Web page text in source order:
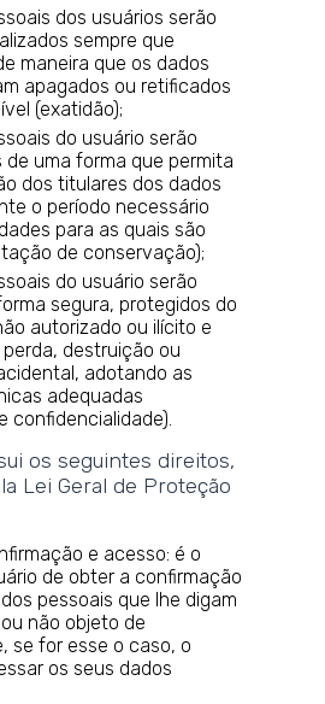
dos usuários serão
sempre que
maneira que os dados
apagados ou retificados
(exatidão);
do usuário serão
de uma forma que permita
dos titulares dos dados
o período necessário
para as quais são
de conservação);
do usuário serão
segura, protegidos do
autorizado ou ilícito e
destruição ou
adotando as
adequadas
confidencialidade).
os seguintes direitos,
Lei Geral de Proteção
e acesso: é o
de obter a confirmação
pessoais que lhe digam
não objeto de
se for esse o caso, o
os seus dados